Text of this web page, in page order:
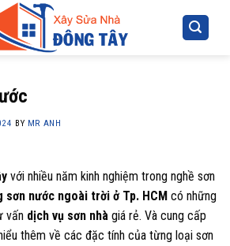
BY MR ANH
với nhiều năm kinh nghiệm trong nghề sơn
sơn nước ngoài trời ở Tp. HCM có những
vấn dịch vụ sơn nhà giá rẻ. Và cung cấp
thêm về các đặc tính của từng loại sơn